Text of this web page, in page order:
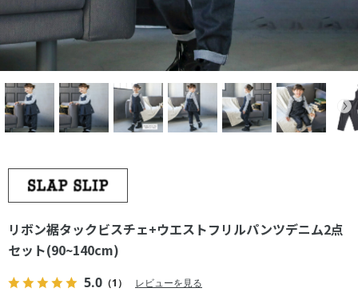
リボン裾タックビスチェ+ウエストフリルパンツデニム2点
セット(90~140cm)
5.0 （1） レビューを見る